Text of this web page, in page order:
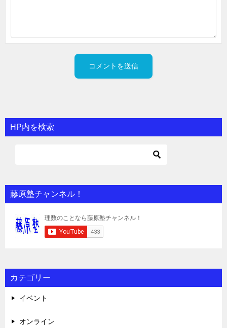
HP内を検索
藤原塾チャンネル！
カテゴリー
イベント
オンライン